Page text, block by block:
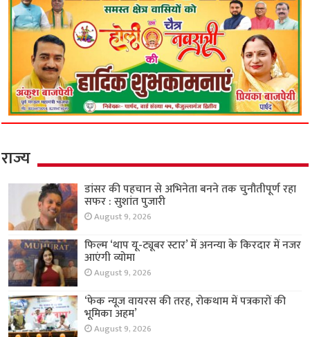
राज्य
डांसर की पहचान से अभिनेता बनने तक चुनौतीपूर्ण रहा
सफर : सुशांत पुजारी
August 9, 2026
फिल्म ‘थाप यू-ट्यूबर स्टार’ में अनन्या के किरदार में नजर
आएंगी व्योमा
August 9, 2026
‘फेक न्यूज वायरस की तरह, रोकथाम में पत्रकारों की
भूमिका अहम’
August 9, 2026